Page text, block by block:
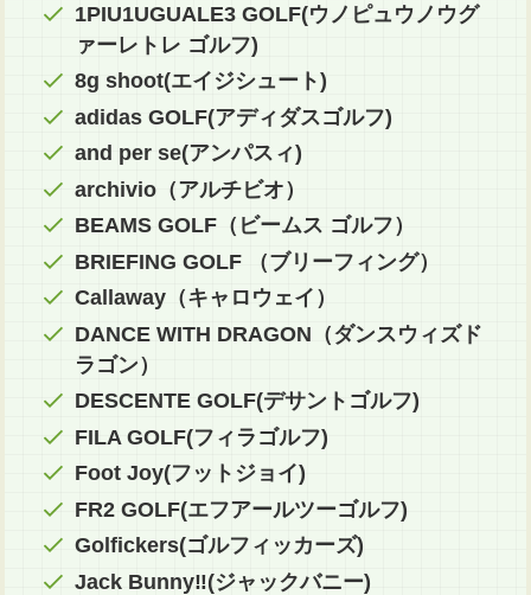
1PIU1UGUALE3 GOLF(ウノピュウノウグ
ァーレトレ ゴルフ)
8g shoot(エイジシュート)
adidas GOLF(アディダスゴルフ)
and per se(アンパスィ)
archivio（アルチビオ）
BEAMS GOLF（ビームス ゴルフ）
BRIEFING GOLF （ブリーフィング）
Callaway（キャロウェイ）
DANCE WITH DRAGON（ダンスウィズド
ラゴン）
DESCENTE GOLF(デサントゴルフ)
FILA GOLF(フィラゴルフ)
Foot Joy(フットジョイ)
FR2 GOLF(エフアールツーゴルフ)
Golfickers(ゴルフィッカーズ)
Jack Bunny‼(ジャックバニー)